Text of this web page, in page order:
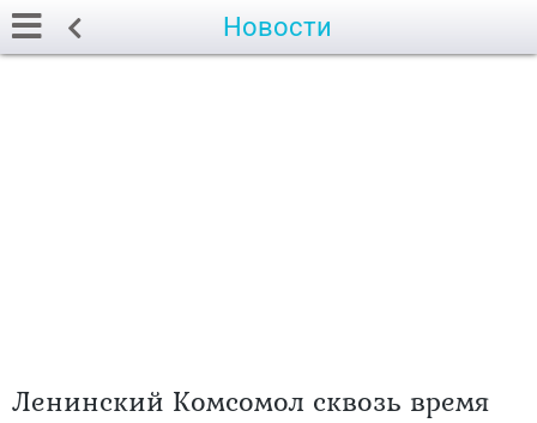
Новости
Ленинский Комсомол сквозь время